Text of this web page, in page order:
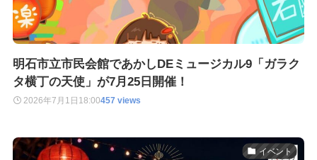
明石市立市民会館であかしDEミュージカル9「ガラク
タ横丁の天使」が7月25日開催！
2026年7月1日 18:00457 views
イベント